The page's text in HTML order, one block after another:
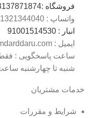
فروشگاه :
واتساپ : 0
انبار : 0
9100151453
ایمیل : info@hamdarddaru.com
ساعت پاسخگویی :
شنبه تا چهارشنبه ساعت 9 تا 17 و پنجشنبه ها 9 تا
خدمات مشتریان
شرایط و مقررات